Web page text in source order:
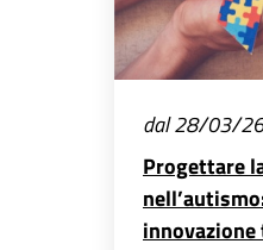
dal 28/03/
Progettare